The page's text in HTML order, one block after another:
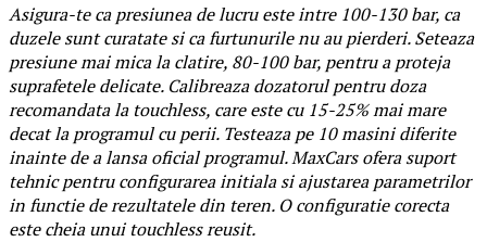
Asigura-te ca presiunea de lucru este intre 100-130 bar, ca
duzele sunt curatate si ca furtunurile nu au pierderi. Seteaza
presiune mai mica la clatire, 80-100 bar, pentru a proteja
suprafetele delicate. Calibreaza dozatorul pentru doza
recomandata la touchless, care este cu 15-25% mai mare
decat la programul cu perii. Testeaza pe 10 masini diferite
inainte de a lansa oficial programul. MaxCars ofera suport
tehnic pentru configurarea initiala si ajustarea parametrilor
in functie de rezultatele din teren. O configuratie corecta
este cheia unui touchless reusit.